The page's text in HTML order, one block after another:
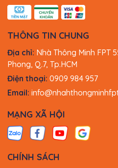
THÔNG TIN CHUNG
Địa chỉ: Nhà Thông Minh FPT
Phong, Q.7, Tp.HCM
Điện thoại: 0909 984 957
Email:
MẠNG XÃ HỘI
CHÍNH SÁCH